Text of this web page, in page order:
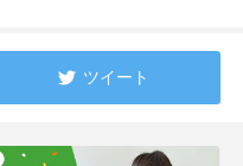
ツイート